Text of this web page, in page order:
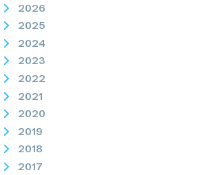
2026
2025
2024
2023
2022
2021
2020
2019
2018
2017